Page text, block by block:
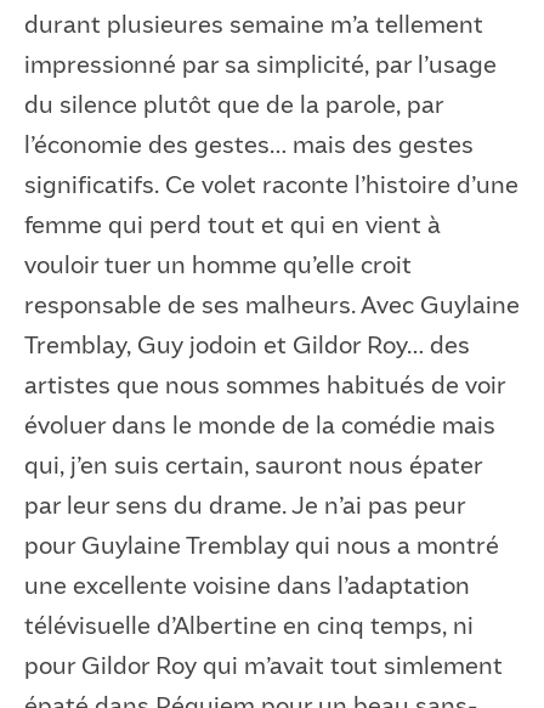
durant plusieures semaine m’a tellement
impressionné par sa simplicité, par l’usage
du silence plutôt que de la parole, par
l’économie des gestes… mais des gestes
significatifs. Ce volet raconte l’histoire d’une
femme qui perd tout et qui en vient à
vouloir tuer un homme qu’elle croit
responsable de ses malheurs. Avec Guylaine
Tremblay, Guy jodoin et Gildor Roy… des
artistes que nous sommes habitués de voir
évoluer dans le monde de la comédie mais
qui, j’en suis certain, sauront nous épater
par leur sens du drame. Je n’ai pas peur
pour Guylaine Tremblay qui nous a montré
une excellente voisine dans l’adaptation
télévisuelle d’Albertine en cinq temps, ni
pour Gildor Roy qui m’avait tout simlement